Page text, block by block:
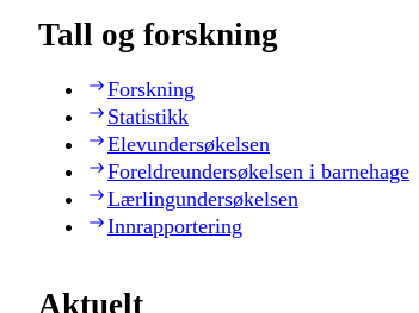
Tall og forskning
Forskning
Statistikk
Elevundersøkelsen
Foreldreundersøkelsen i barnehage
Lærlingundersøkelsen
Innrapportering
Aktuelt